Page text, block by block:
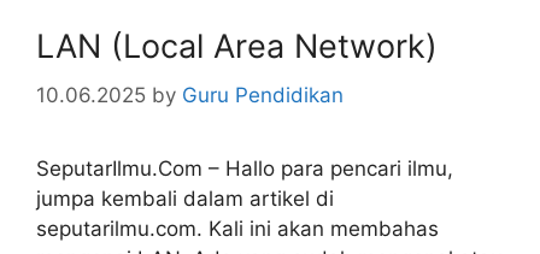
LAN (Local Area Network)
10.06.2025 by Guru Pendidikan
SeputarIlmu.Com – Hallo para pencari ilmu,
jumpa kembali dalam artikel di
seputarilmu.com. Kali ini akan membahas